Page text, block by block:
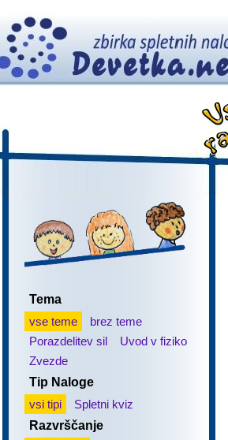
Tema
vse teme
brez teme
Porazdelitev sil
Uvod v fiziko
Zvezde
Tip Naloge
vsi tipi
Spletni kviz
Razvrščanje